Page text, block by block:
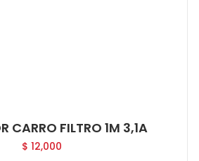
CARRO FILTRO 1M 3,1A
$ 12,000